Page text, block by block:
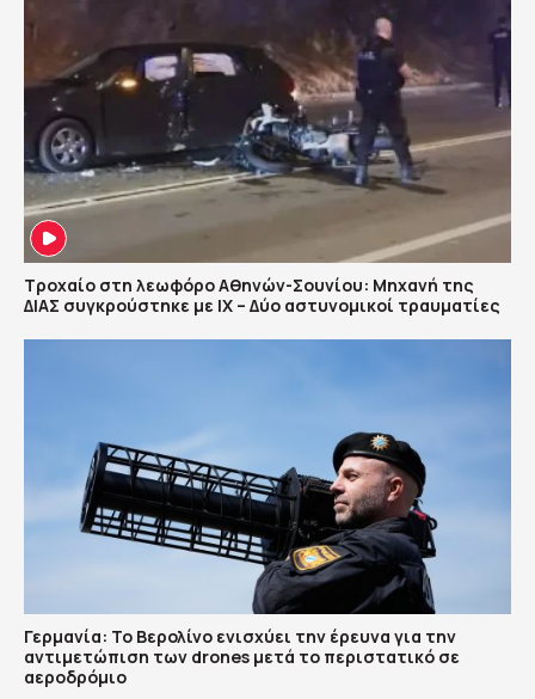
Τροχαίο στη λεωφόρο Αθηνών-Σουνίου: Μηχανή της
ΔΙΑΣ συγκρούστηκε με ΙΧ – Δύο αστυνομικοί τραυματίες
Γερμανία: Το Βερολίνο ενισχύει την έρευνα για την
αντιμετώπιση των drones μετά το περιστατικό σε
αεροδρόμιο